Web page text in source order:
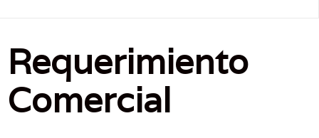
Requerimiento
Comercial